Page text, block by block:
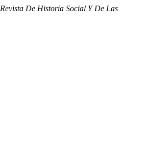
Revista De Historia Social Y De Las